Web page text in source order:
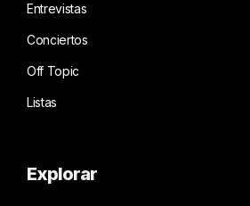
Entrevistas
Conciertos
Off Topic
Listas
Explorar